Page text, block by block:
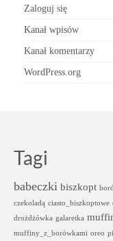
Zaloguj się
Kanał wpisów
Kanał komentarzy
WordPress.org
Tagi
babeczki biszkopt
czekoladą ciasto_biszkoptowe
drożdżówka galaretka
muffiny_z_borówkami oreo